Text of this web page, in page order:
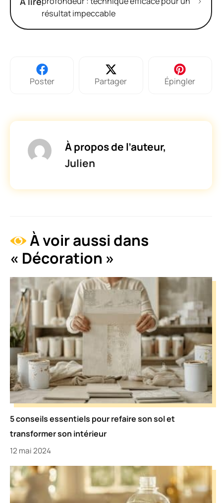
résultat impeccable
Poster Partager Épingler
À propos de l’auteur,
Julien
À voir aussi dans
« Décoration »
5 conseils essentiels pour refaire son sol et
transformer son intérieur
12 mai 2024